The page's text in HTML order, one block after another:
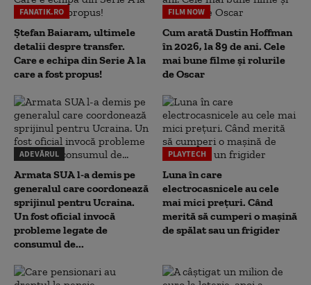
FANATIK.RO
Ștefan Baiaram, ultimele
detalii despre transfer.
Care e echipa din Serie A la
care a fost propus!
FILM NOW
Cum arată Dustin Hoffman
în 2026, la 89 de ani. Cele
mai bune filme și rolurile
de Oscar
ADEVĂRUL
Armata SUA l-a demis pe
generalul care coordonează
sprijinul pentru Ucraina.
Un fost oficial invocă
probleme legate de
consumul de...
PLAYTECH
Luna în care
electrocasnicele au cele
mai mici prețuri. Când
merită să cumperi o mașină
de spălat sau un frigider